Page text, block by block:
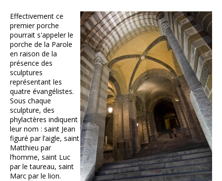
Effectivement ce
premier porche
pourrait s'appeler le
porche de la Parole
en raison de la
présence des
sculptures
représentant les
quatre évangélistes.
Sous chaque
sculpture, des
phylactères indiquent
leur nom : saint Jean
figuré par l’aigle, saint
Matthieu par
l’homme, saint Luc
par le taureau, saint
Marc par le lion.